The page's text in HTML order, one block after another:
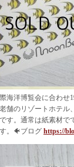
海洋博覧会に合わせ
舗のリゾートホテル
す。通常は紙素材で
。🐠ブログ https://